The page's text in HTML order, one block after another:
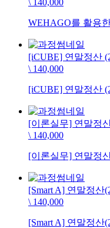
WEHAGO를 활용
[iCUBE] 연말정산
\ 140,000
[iCUBE] 연말정산
[이론실무] 연말정
\ 140,000
[이론실무] 연말정
[Smart A] 연말정산
\ 140,000
[Smart A] 연말정산